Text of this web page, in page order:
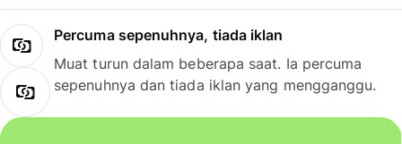
Percuma sepenuhnya, tiada iklan
Muat turun dalam beberapa saat. Ia percuma
sepenuhnya dan tiada iklan yang mengganggu.